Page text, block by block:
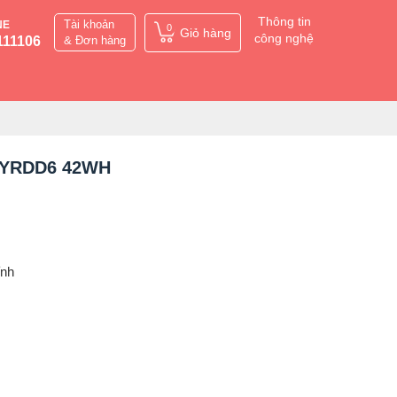
Tài khoản
& Đơn hàng
0 Giỏ hàng
Thông tin
công nghệ
42WH